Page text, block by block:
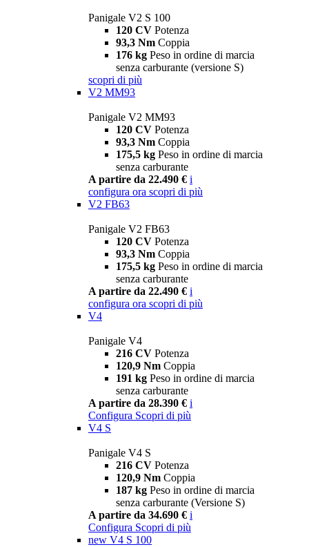
Panigale V2 S 100
120 CV Potenza
93,3 Nm Coppia
176 kg Peso in ordine di marcia
senza carburante (versione S)
scopri di più
V2 MM93
Panigale V2 MM93
120 CV Potenza
93,3 Nm Coppia
175,5 kg Peso in ordine di marcia
senza carburante
A partire da 22.490 € i
configura ora scopri di più
V2 FB63
Panigale V2 FB63
120 CV Potenza
93,3 Nm Coppia
175,5 kg Peso in ordine di marcia
senza carburante
A partire da 22.490 € i
configura ora scopri di più
V4
Panigale V4
216 CV Potenza
120,9 Nm Coppia
191 kg Peso in ordine di marcia
senza carburante
A partire da 28.390 € i
Configura Scopri di più
V4 S
Panigale V4 S
216 CV Potenza
120,9 Nm Coppia
187 kg Peso in ordine di marcia
senza carburante (Versione S)
A partire da 34.690 € i
Configura Scopri di più
new V4 S 100